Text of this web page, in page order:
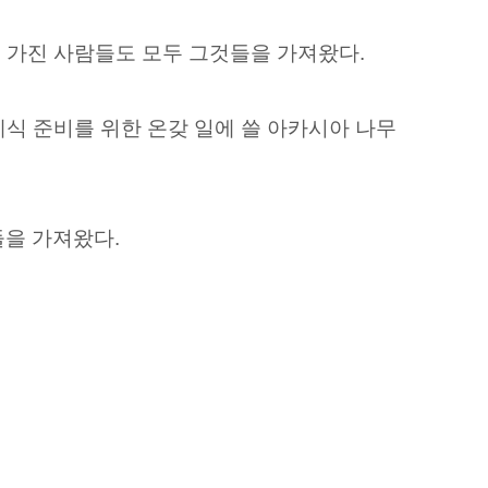
진 사람들도 모두 그것들을 가져왔다.
준비를 위한 온갖 일에 쓸 아카시아 나무
가져왔다.